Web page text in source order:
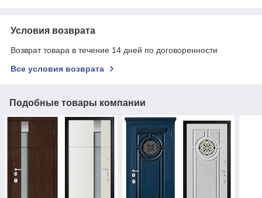
Условия возврата
Возврат товара в течение 14 дней по договоренности
Все условия возврата
Подобные товары компании